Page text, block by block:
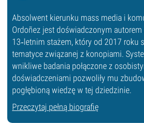
Absolwent kierunku mass media i
Ordoñez jest doświadczonym autorem
13‑letnim stażem, który od 2017 roku
tematyce związanej z konopiami.
wnikliwe badania połączone z
doświadczeniami pozwoliły mu
pogłębioną wiedzę w tej dziedzinie.
Przeczytaj pełną biografię